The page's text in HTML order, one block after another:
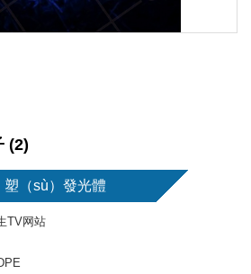
(2)
塑（sù）發光體
TV网站